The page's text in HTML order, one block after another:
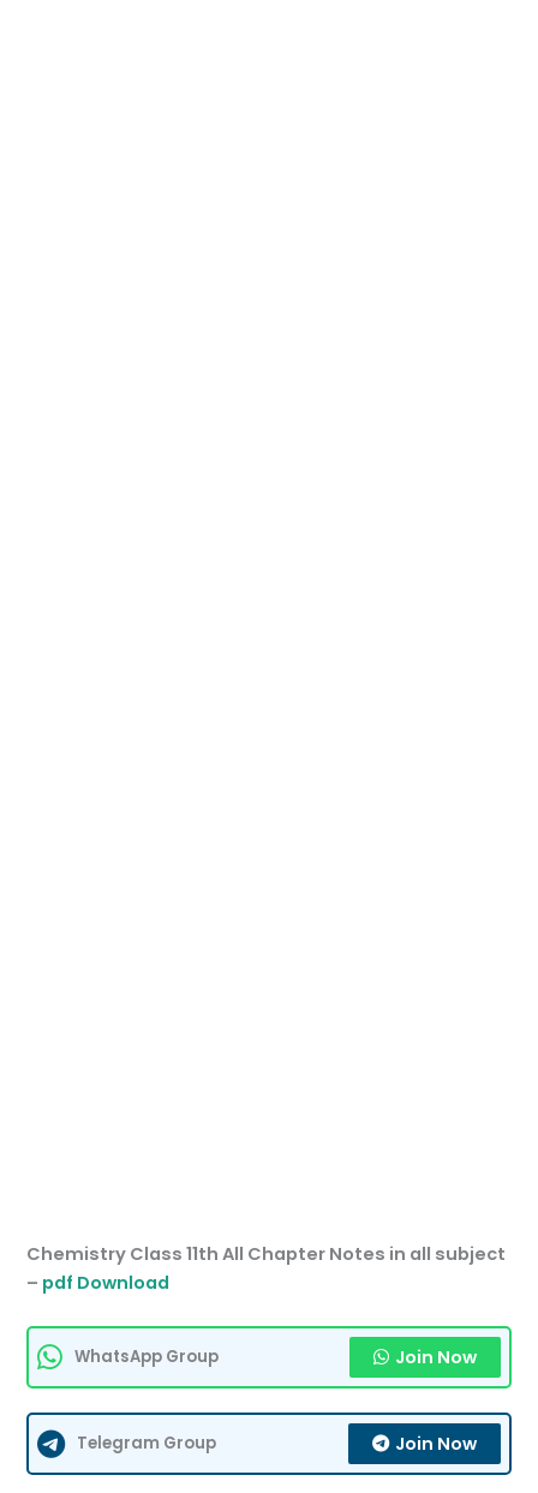
Chemistry Class 11th All Chapter Notes in all subject
– pdf Download
WhatsApp Group Join Now
Telegram Group Join Now